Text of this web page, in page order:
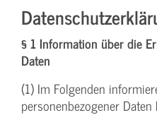
§ 1 Information über die
Daten
(1) Im Folgenden
personenbezogener